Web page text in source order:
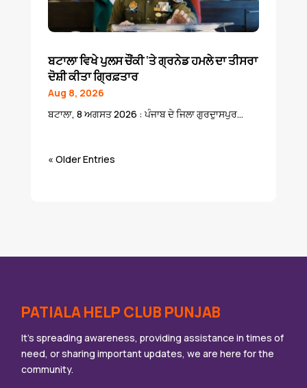
ਬਟਾਲਾ ਵਿਖੇ ਪੁਲਸ ਚੌਂਕੀ ‘ਤੇ ਗ੍ਰਨੇਡ ਹਮਲੇ ਦਾ ਤੀਸਰਾ
ਦੋਸ਼ੀ ਕੀਤਾ ਗ੍ਰਿਫ਼ਤਾਰ
Aug 8, 2026
ਬਟਾਲਾ, 8 ਅਗਸਤ 2026 : ਪੰਜਾਬ ਦੇ ਜਿਲਾ ਗੁਰਦੁਾਸਪੁਰ...
« Older Entries
PATIALA HELP CLUB PUNJAB
It’s spreading awareness, providing assistance in times of
need, or sharing important updates, we are here for the
community.